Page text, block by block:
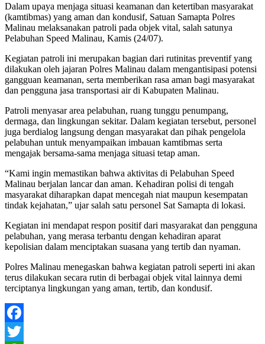
Dalam upaya menjaga situasi keamanan dan ketertiban masyarakat
(kamtibmas) yang aman dan kondusif, Satuan Samapta Polres
Malinau melaksanakan patroli pada objek vital, salah satunya
Pelabuhan Speed Malinau, Kamis (24/07).
Kegiatan patroli ini merupakan bagian dari rutinitas preventif yang
dilakukan oleh jajaran Polres Malinau dalam mengantisipasi potensi
gangguan keamanan, serta memberikan rasa aman bagi masyarakat
dan pengguna jasa transportasi air di Kabupaten Malinau.
Patroli menyasar area pelabuhan, ruang tunggu penumpang,
dermaga, dan lingkungan sekitar. Dalam kegiatan tersebut, personel
juga berdialog langsung dengan masyarakat dan pihak pengelola
pelabuhan untuk menyampaikan imbauan kamtibmas serta
mengajak bersama-sama menjaga situasi tetap aman.
“Kami ingin memastikan bahwa aktivitas di Pelabuhan Speed
Malinau berjalan lancar dan aman. Kehadiran polisi di tengah
masyarakat diharapkan dapat mencegah niat maupun kesempatan
tindak kejahatan,” ujar salah satu personel Sat Samapta di lokasi.
Kegiatan ini mendapat respon positif dari masyarakat dan pengguna
pelabuhan, yang merasa terbantu dengan kehadiran aparat
kepolisian dalam menciptakan suasana yang tertib dan nyaman.
Polres Malinau menegaskan bahwa kegiatan patroli seperti ini akan
terus dilakukan secara rutin di berbagai objek vital lainnya demi
terciptanya lingkungan yang aman, tertib, dan kondusif.
Facebook